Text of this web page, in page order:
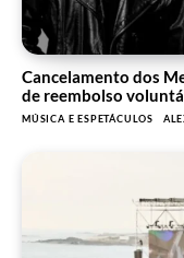
Cancelamento dos
de reembolso
MÚSICA E ESPETÁCULOS